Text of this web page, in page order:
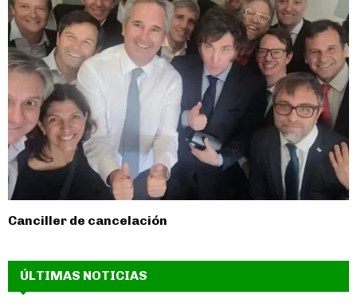
Canciller de cancelación
ÚLTIMAS NOTICIAS